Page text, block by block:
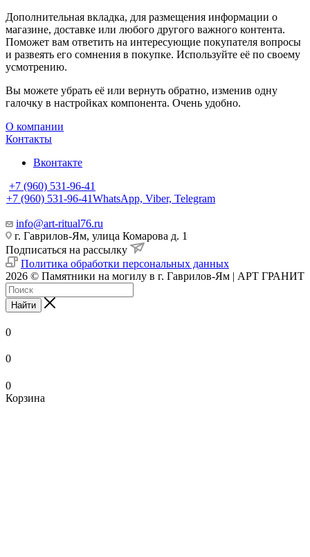
Дополнительная вкладка, для размещения информации о
магазине, доставке или любого другого важного контента.
Поможет вам ответить на интересующие покупателя вопросы
и развеять его сомнения в покупке. Используйте её по своему
усмотрению.
Вы можете убрать её или вернуть обратно, изменив одну
галочку в настройках компонента. Очень удобно.
О компании
Контакты
Вконтакте
+7 (960) 531-96-41
+7 (960) 531-96-41WhatsApp, Viber, Telegram
info@art-ritual76.ru
г. Гаврилов-Ям, улица Комарова д. 1
Подписаться на рассылку
Политика обработки персональных данных
2026 © Памятники на могилу в г. Гаврилов-Ям | АРТ ГРАНИТ
Найти
0
0
0
Корзина